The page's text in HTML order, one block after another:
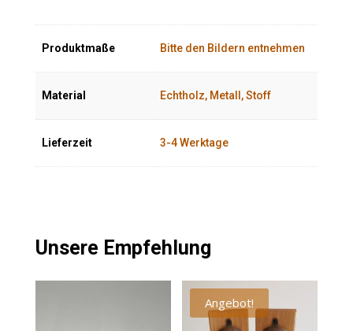
Produktmaße Bitte den Bildern entnehmen
Material Echtholz, Metall, Stoff
Lieferzeit 3-4 Werktage
Unsere Empfehlung
Angebot!